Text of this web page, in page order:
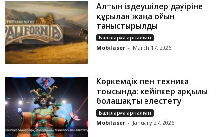
Алтын іздеушілер дәуіріне
құрылған жаңа ойын
таныстырылды
Балаларға арналған
Mobilaser - March 17, 2026
Көркемдік пен техника
тоғысында: кейіпкер арқылы
болашақты елестету
Балаларға арналған
Mobilaser - January 27, 2026